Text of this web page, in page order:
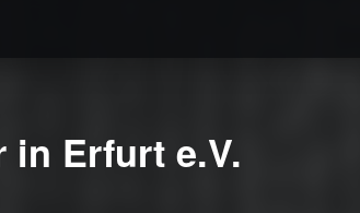
in Erfurt e.V.